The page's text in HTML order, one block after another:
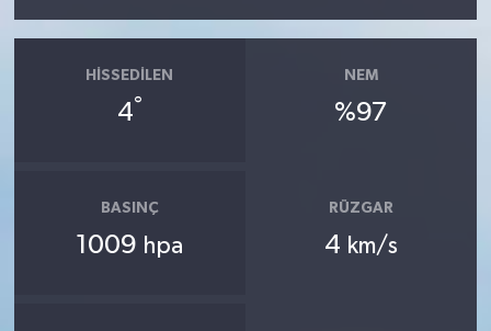
HISSEDILEN
4°
NEM
%97
BASINÇ
1009 hpa
RÜZGAR
4 km/s